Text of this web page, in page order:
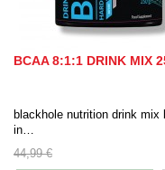
BCAA 8:1:1 DRINK MIX
blackhole nutrition drink
in…
44,99 €